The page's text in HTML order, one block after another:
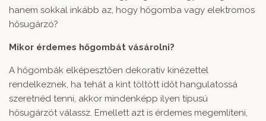
hanem sokkal inkább az, hogy hőgomba vagy elektromos
hősugárzó?
Mikor érdemes hőgombát vásárolni?
A hőgombák elképesztően dekoratív kinézettel
rendelkeznek, ha tehát a kint töltött időt hangulatossá
szeretnéd tenni, akkor mindenképp ilyen típusú
hősugárzót válassz. Emellett azt is érdemes megemlíteni,